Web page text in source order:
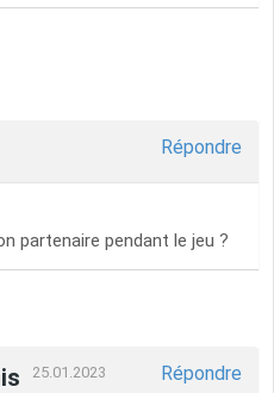
Répondre
partenaire pendant le jeu ?
25.01.2023 Répondre